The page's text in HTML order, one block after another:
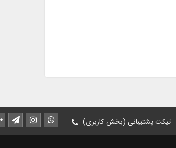
تیکت پشتیبانی (بخش کاربری)